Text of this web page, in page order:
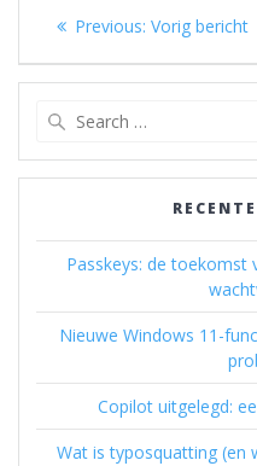
Previous: Previous
Vorig bericht
Passkeys: de toekomst
Nieuwe Windows 11-
Copilot uitgelegd:
Wat is typosquatting (en